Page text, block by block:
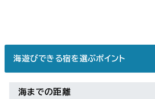
海遊びできる宿を選ぶポイント
海までの距離